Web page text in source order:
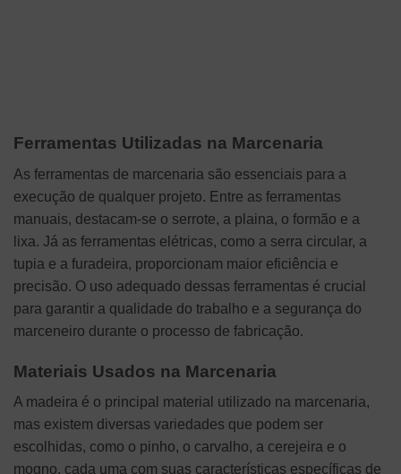
Ferramentas Utilizadas na Marcenaria
As ferramentas de marcenaria são essenciais para a
execução de qualquer projeto. Entre as ferramentas
manuais, destacam-se o serrote, a plaina, o formão e a
lixa. Já as ferramentas elétricas, como a serra circular, a
tupia e a furadeira, proporcionam maior eficiência e
precisão. O uso adequado dessas ferramentas é crucial
para garantir a qualidade do trabalho e a segurança do
marceneiro durante o processo de fabricação.
Materiais Usados na Marcenaria
A madeira é o principal material utilizado na marcenaria,
mas existem diversas variedades que podem ser
escolhidas, como o pinho, o carvalho, a cerejeira e o
mogno, cada uma com suas características específicas de